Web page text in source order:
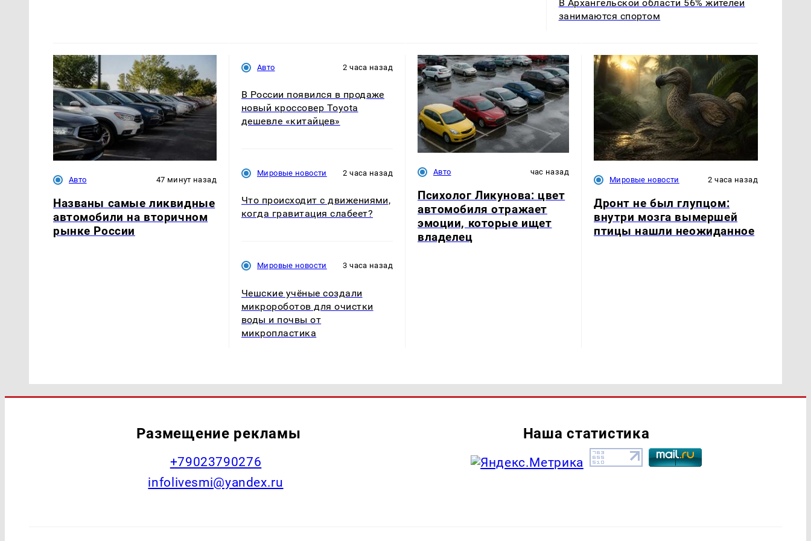
В Архангельской области 56% жителей
занимаются спортом
Авто 47 минут назад
Названы самые ликвидные
автомобили на вторичном
рынке России
Авто 2 часа назад
В России появился в продаже
новый кроссовер Toyota
дешевле «китайцев»
Мировые новости 2 часа назад
Что происходит с движениями,
когда гравитация слабеет?
Мировые новости 3 часа назад
Чешские учёные создали
микророботов для очистки
воды и почвы от
микропластика
Авто час назад
Психолог Ликунова: цвет
автомобиля отражает
эмоции, которые ищет
владелец
Мировые новости 2 часа назад
Дронт не был глупцом:
внутри мозга вымершей
птицы нашли неожиданное
Размещение рекламы
+79023790276
infolivesmi@yandex.ru
Наша статистика